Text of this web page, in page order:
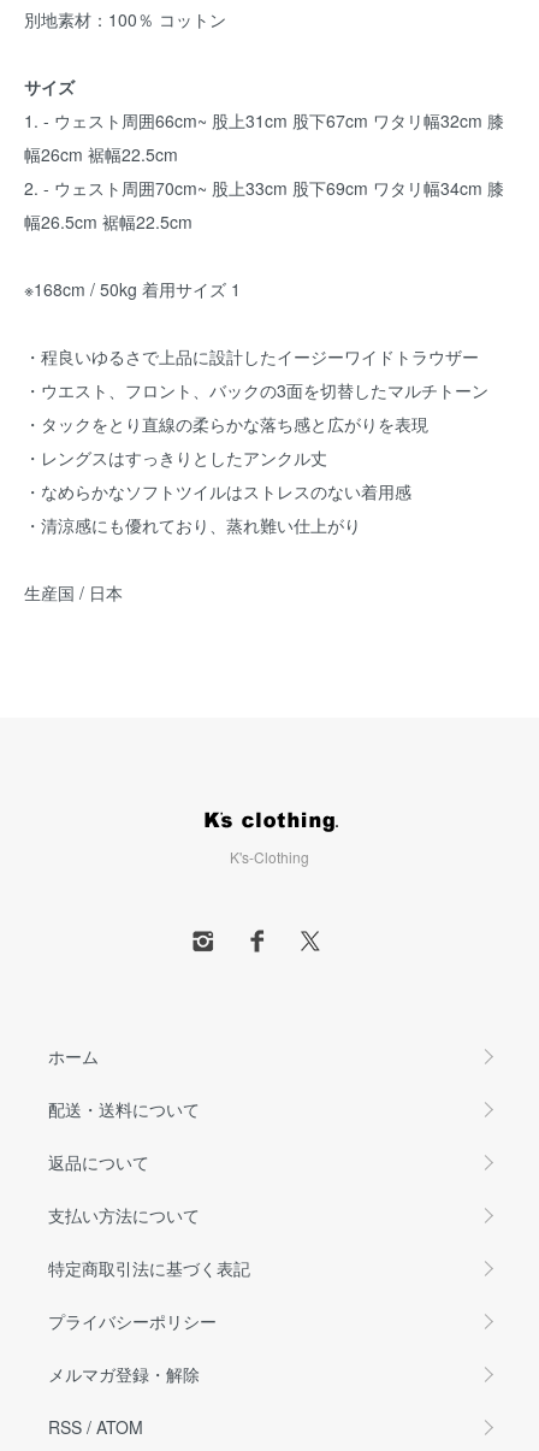
別地素材：100％ コットン
サイズ
1. - ウェスト周囲66cm~ 股上31cm 股下67cm ワタリ幅32cm 膝
幅26cm 裾幅22.5cm
2. - ウェスト周囲70cm~ 股上33cm 股下69cm ワタリ幅34cm 膝
幅26.5cm 裾幅22.5cm
※168cm / 50kg 着用サイズ 1
・程良いゆるさで上品に設計したイージーワイドトラウザー
・ウエスト、フロント、バックの3面を切替したマルチトーン
・タックをとり直線の柔らかな落ち感と広がりを表現
・レングスはすっきりとしたアンクル丈
・なめらかなソフトツイルはストレスのない着用感
・清涼感にも優れており、蒸れ難い仕上がり
生産国 / 日本
K's-Clothing
ホーム
配送・送料について
返品について
支払い方法について
特定商取引法に基づく表記
プライバシーポリシー
メルマガ登録・解除
RSS / ATOM